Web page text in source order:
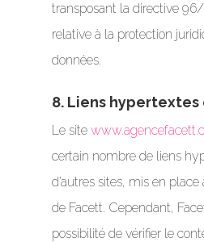
transposant la directive
relative à la protection
données.
8. Liens
Le site
certain nombre de liens
d’autres sites, mis en place
de Facett. Cependant,
possibilité de vérifier le